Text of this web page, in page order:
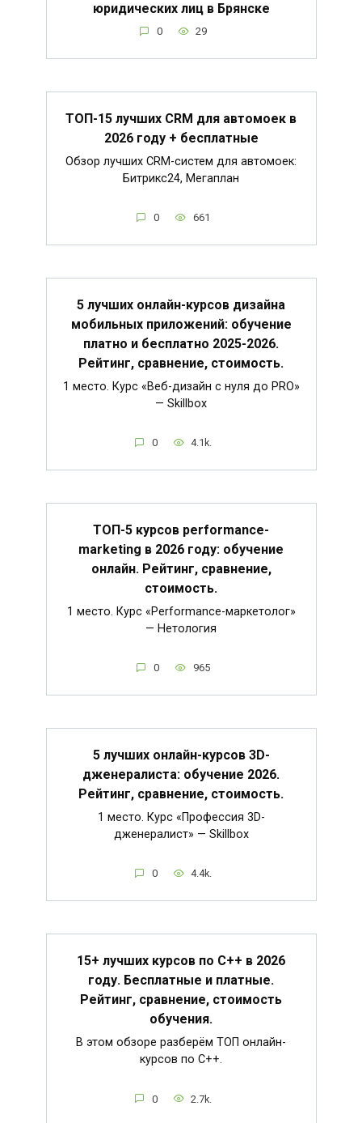
юридических лиц в Брянске
0 29
ТОП-15 лучших CRM для автомоек в
2026 году + бесплатные
Обзор лучших CRM-систем для автомоек:
Битрикс24, Мегаплан
0 661
5 лучших онлайн-курсов дизайна
мобильных приложений: обучение
платно и бесплатно 2025-2026.
Рейтинг, сравнение, стоимость.
1 место. Курс «Веб-дизайн с нуля до PRO»
— Skillbox
0 4.1k.
ТОП-5 курсов performance-
marketing в 2026 году: обучение
онлайн. Рейтинг, сравнение,
стоимость.
1 место. Курс «Performance-маркетолог»
— Нетология
0 965
5 лучших онлайн-курсов 3D-
дженералиста: обучение 2026.
Рейтинг, сравнение, стоимость.
1 место. Курс «Профессия 3D-
дженералист» — Skillbox
0 4.4k.
15+ лучших курсов по C++ в 2026
году. Бесплатные и платные.
Рейтинг, сравнение, стоимость
обучения.
В этом обзоре разберём ТОП онлайн-
курсов по C++.
0 2.7k.